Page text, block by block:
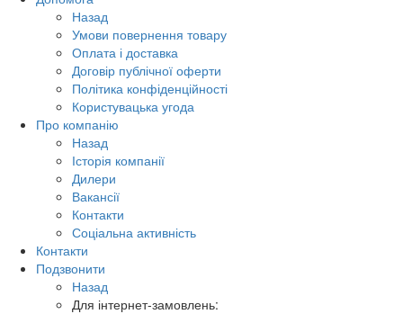
Назад
Умови повернення товару
Оплата і доставка
Договір публічної оферти
Політика конфіденційності
Користувацька угода
Про компанію
Назад
Історія компанії
Дилери
Вакансії
Контакти
Соціальна активність
Контакти
Подзвонити
Назад
Для інтернет-замовлень: